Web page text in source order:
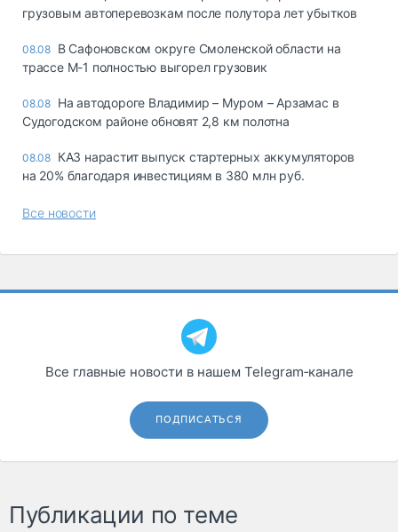
грузовым автоперевозкам после полутора лет убытков
08.08 В Сафоновском округе Смоленской области на
трассе М-1 полностью выгорел грузовик
08.08 На автодороге Владимир – Муром – Арзамас в
Судогодском районе обновят 2,8 км полотна
08.08 КАЗ нарастит выпуск стартерных аккумуляторов
на 20% благодаря инвестициям в 380 млн руб.
Все новости
Все главные новости в нашем Telegram‑канале
ПОДПИСАТЬСЯ
Публикации по теме